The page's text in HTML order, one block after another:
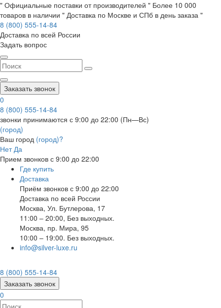
" Официальные поставки от производителей " Более 10 000
товаров в наличии " Доставка по Москве и СПб в день заказа "
8 (800) 555-14-84
Доставка по всей России
Задать вопрос
Заказать звонок
0
8 (800) 555-14-84
звонки принимаются с 9:00 до 22:00 (Пн—Вс)
(город)
Ваш город (город)?
Нет Да
Прием звонков с 9:00 до 22:00
Где купить
Доставка
Приём звонков с 9:00 до 22:00
Доставка по всей России
Москва, Ул. Бутлерова, 17
11:00 – 20:00, Без выходных.
Москва, пр. Мира, 95
10:00 – 19:00. Без выходных.
info@silver-luxe.ru
8 (800) 555-14-84
Заказать звонок
0